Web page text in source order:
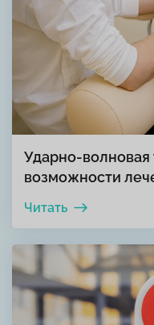
Ударно-волновая
возможности
Читать